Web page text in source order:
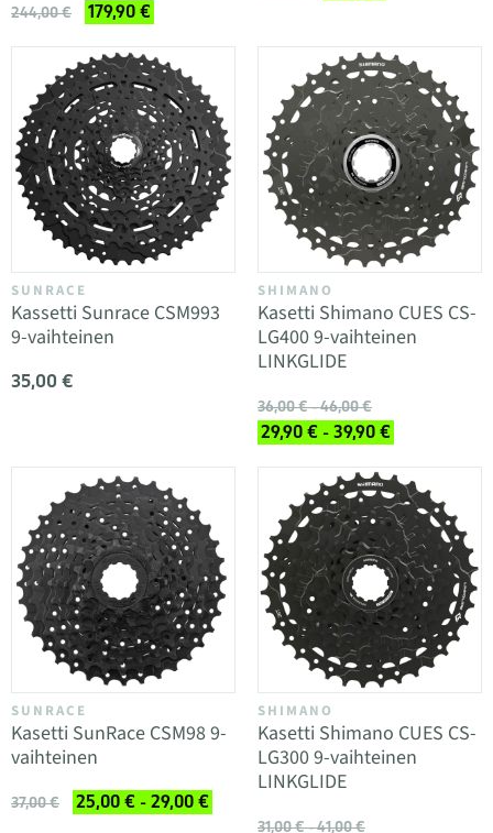
244,00 € 179,90 €
SUNRACE
Kassetti Sunrace CSM993
9-vaihteinen
35,00 €
SHIMANO
Kasetti Shimano CUES CS-
LG400 9-vaihteinen
LINKGLIDE
36,00 € - 46,00 €
29,90 € - 39,90 €
SUNRACE
Kasetti SunRace CSM98 9-
vaihteinen
37,00 € 25,00 € - 29,00 €
SHIMANO
Kasetti Shimano CUES CS-
LG300 9-vaihteinen
LINKGLIDE
31,00 € - 41,00 €